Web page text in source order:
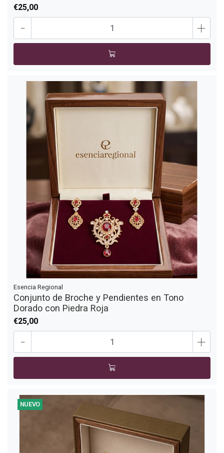
€25,00
- +
Esencia Regional
Conjunto de Broche y Pendientes en Tono
Dorado con Piedra Roja
€25,00
- +
NUEVO